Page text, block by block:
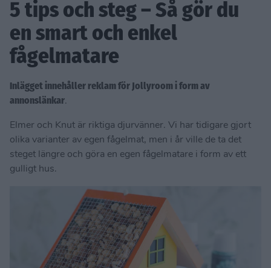
5 tips och steg – Så gör du
en smart och enkel
fågelmatare
Inlägget innehåller reklam för Jollyroom i form av
annonslänkar.
Elmer och Knut är riktiga djurvänner. Vi har tidigare gjort
olika varianter av egen fågelmat, men i år ville de ta det
steget längre och göra en egen fågelmatare i form av ett
gulligt hus.